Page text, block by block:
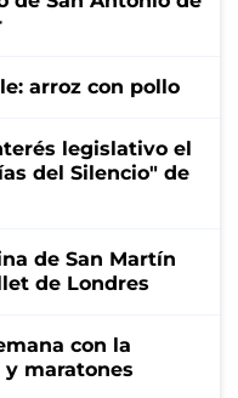
arroz con pollo
legislativo el
del Silencio" de
de San Martín
de Londres
con la
y maratones